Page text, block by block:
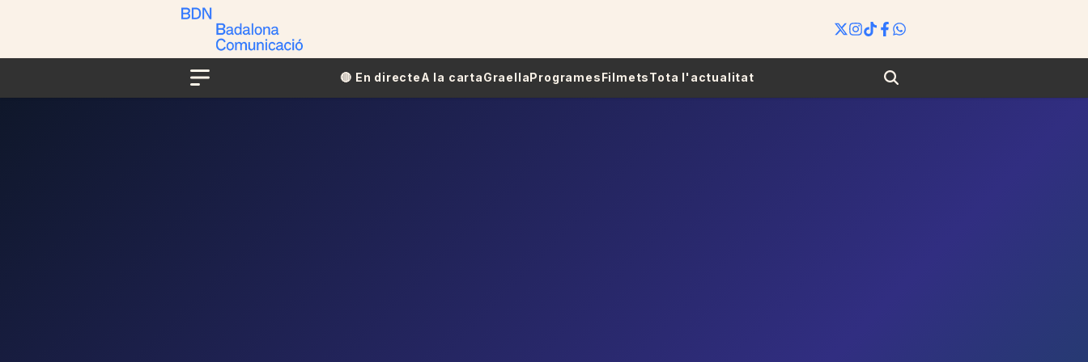
Menu
🔴​​ En directeA la cartaGraellaProgramesFilmetsTota l'actualitat Search